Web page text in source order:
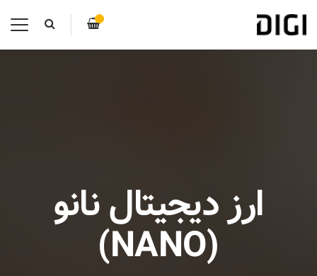
ارز دیجیتال نانو
(NANO)